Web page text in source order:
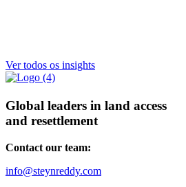
Ver todos os insights
Global leaders in land access
and resettlement
Contact our team:
info@steynreddy.com